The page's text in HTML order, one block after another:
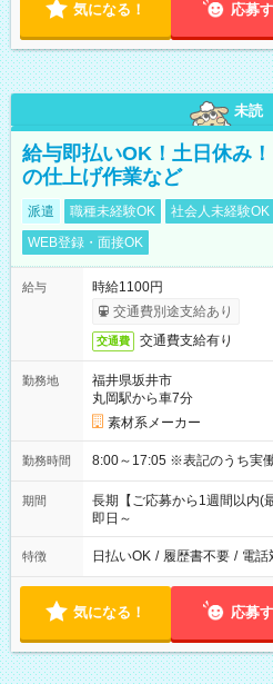
気になる！ 応募
未読
給与即払いOK！土日休み
の仕上げ作業など
派遣 職種未経験OK 社会人未経験OK
WEB登録・面接OK
給与
時給1100円
交通費別途支給あり
交通費 交通費支給有り
勤務地
福井県坂井市
丸岡駅から車7分
素材系メーカー
勤務時間 8:00～17:05 ※表記のう
期間
長期【ご応募から1週間以内(
即日～
特徴 日払いOK / 履歴書不要 / 電話
気になる！ 応募